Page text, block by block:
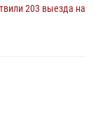
203 выезда на